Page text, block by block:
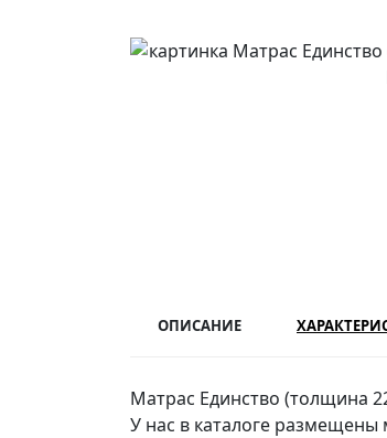
ОПИСАНИЕ
Матрас Единство (толщина
У нас в каталоге размещены